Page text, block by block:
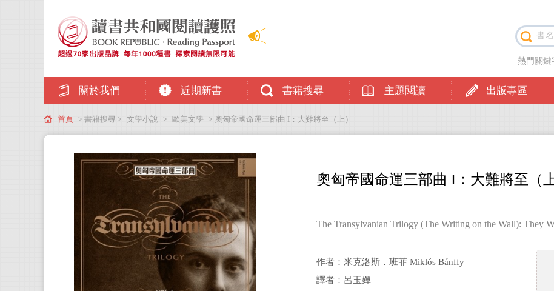
關於我們 近期新書 書籍搜尋 主題閱讀 出版專區
熱門關鍵
首頁 > 書籍搜尋 > 文學小說 > 歐美文學 > 奧匈帝國命運三部曲 I：大難將至（上）
奧匈帝國命運三部曲 I：大難將至（上
The Transylvanian Trilogy (The Writing on the Wall): They
作者：米克洛斯．班菲 Miklós Bánffy
譯者：呂玉嬋